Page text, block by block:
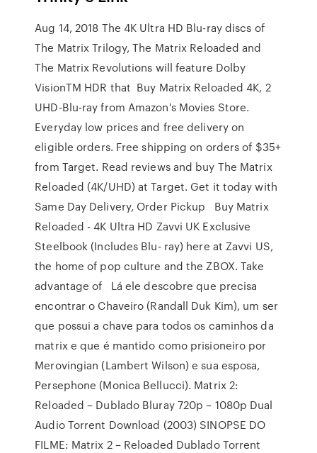
Aug 14, 2018 The 4K Ultra HD Blu-ray discs of
The Matrix Trilogy, The Matrix Reloaded and
The Matrix Revolutions will feature Dolby
VisionTM HDR that Buy Matrix Reloaded 4K, 2
UHD-Blu-ray from Amazon's Movies Store.
Everyday low prices and free delivery on
eligible orders. Free shipping on orders of $35+
from Target. Read reviews and buy The Matrix
Reloaded (4K/UHD) at Target. Get it today with
Same Day Delivery, Order Pickup Buy Matrix
Reloaded - 4K Ultra HD Zavvi UK Exclusive
Steelbook (Includes Blu- ray) here at Zavvi US,
the home of pop culture and the ZBOX. Take
advantage of Lá ele descobre que precisa
encontrar o Chaveiro (Randall Duk Kim), um ser
que possui a chave para todos os caminhos da
matrix e que é mantido como prisioneiro por
Merovingian (Lambert Wilson) e sua esposa,
Persephone (Monica Bellucci). Matrix 2:
Reloaded – Dublado Bluray 720p – 1080p Dual
Audio Torrent Download (2003) SINOPSE DO
FILME: Matrix 2 – Reloaded Dublado Torrent